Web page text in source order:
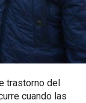
trastorno del
cuando las